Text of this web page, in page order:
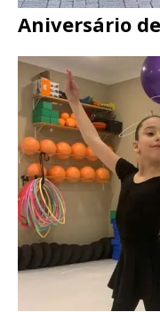
Aniversário